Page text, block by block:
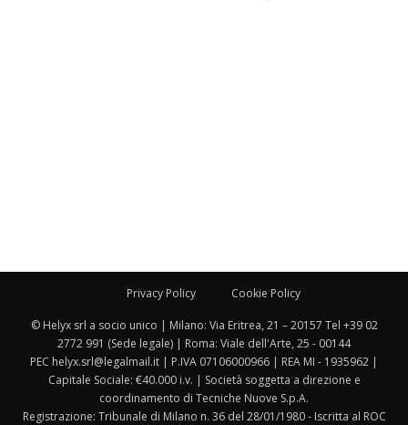
Privacy Policy Cookie Policy
© Helyx srl a socio unico | Milano: Via Eritrea, 21 – 20157 Tel +39 02
2772 991 (Sede legale) | Roma: Viale dell'Arte, 25 - 00144
PEC helyx.srl@legalmail.it | P.IVA 07106000966 | REA MI - 1935962 |
Capitale Sociale: €40.000 i.v. | Società soggetta a direzione e
coordinamento di Tecniche Nuove S.p.A.
Registrazione: Tribunale di Milano n. 36 del 28/01/1980 - Iscritta al ROC